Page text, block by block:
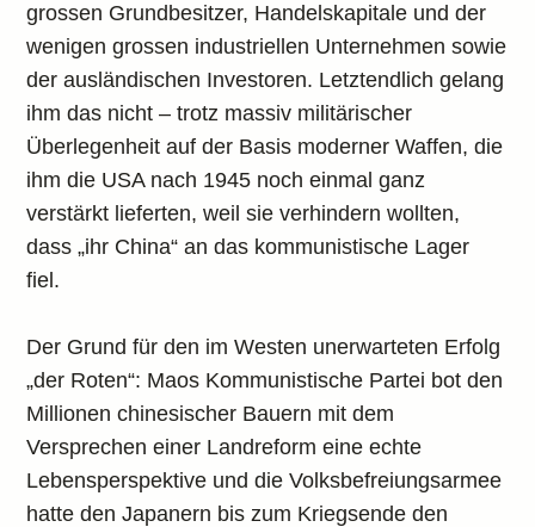
grossen Grundbesitzer, Handelskapitale und der
wenigen grossen industriellen Unternehmen sowie
der ausländischen Investoren. Letztendlich gelang
ihm das nicht – trotz massiv militärischer
Überlegenheit auf der Basis moderner Waffen, die
ihm die USA nach 1945 noch einmal ganz
verstärkt lieferten, weil sie verhindern wollten,
dass „ihr China“ an das kommunistische Lager
fiel.
Der Grund für den im Westen unerwarteten Erfolg
„der Roten“: Maos Kommunistische Partei bot den
Millionen chinesischer Bauern mit dem
Versprechen einer Landreform eine echte
Lebensperspektive und die Volksbefreiungsarmee
hatte den Japanern bis zum Kriegsende den